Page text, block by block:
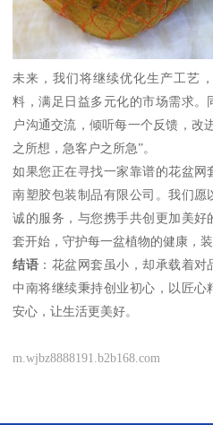
未来，我们将继续优化生产工艺
料，满足日益多元化的市场需求
户沟通交流，倾听每一个反馈，改
之所想，急客户之所急”。
如果您正在寻找一家靠谱的花盆网
南塑胶包装制品有限公司。我们
诚的服务，与您携手共创更加美好
套开始，守护每一盆植物的健康，
结语 ：花盆网套虽小，却承载着
中南将继续秉持创业初心，以匠
安心，让生活更美好。
m.wjbz8888191.b2b168.com